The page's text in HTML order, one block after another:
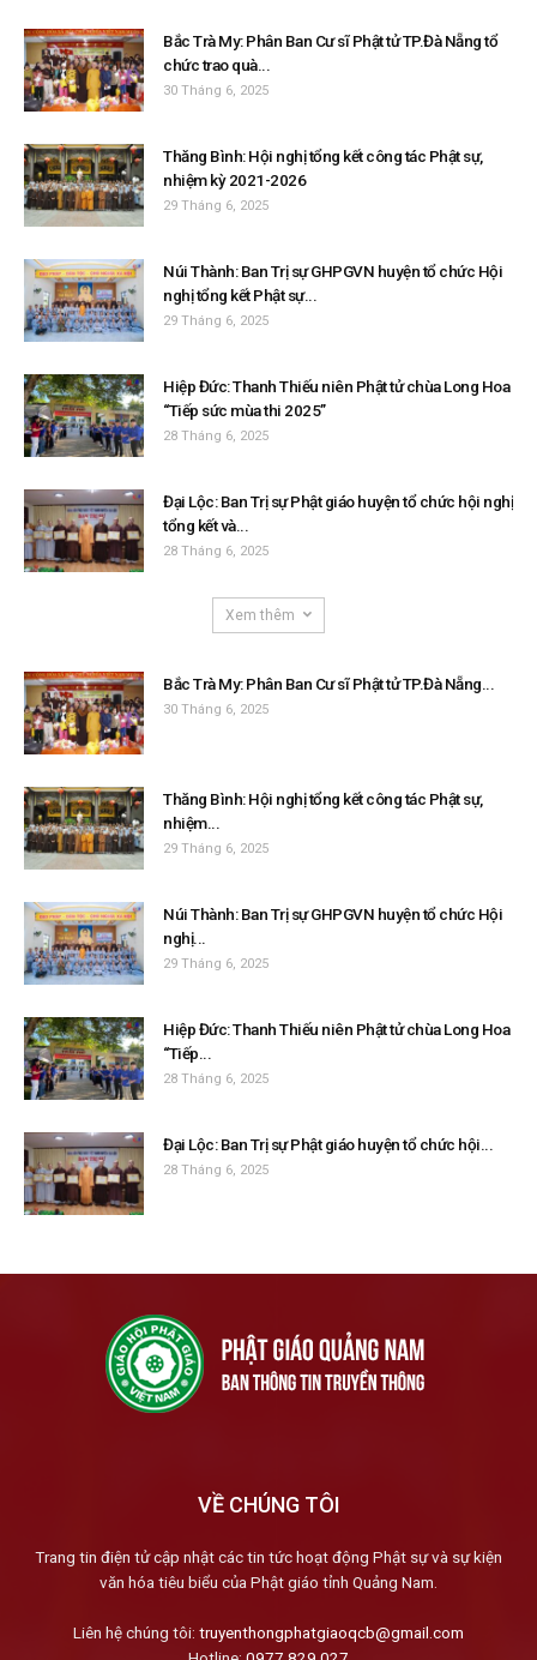
Bắc Trà My: Phân Ban Cư sĩ Phật tử TP.Đà Nẵng tổ
chức trao quà...
30 Tháng 6, 2025
Thăng Bình: Hội nghị tổng kết công tác Phật sự,
nhiệm kỳ 2021-2026
29 Tháng 6, 2025
Núi Thành: Ban Trị sự GHPGVN huyện tổ chức Hội
nghị tổng kết Phật sự...
29 Tháng 6, 2025
Hiệp Đức: Thanh Thiếu niên Phật tử chùa Long Hoa
“Tiếp sức mùa thi 2025”
28 Tháng 6, 2025
Đại Lộc: Ban Trị sự Phật giáo huyện tổ chức hội nghị
tổng kết và...
28 Tháng 6, 2025
Xem thêm
Bắc Trà My: Phân Ban Cư sĩ Phật tử TP.Đà Nẵng...
30 Tháng 6, 2025
Thăng Bình: Hội nghị tổng kết công tác Phật sự,
nhiệm...
29 Tháng 6, 2025
Núi Thành: Ban Trị sự GHPGVN huyện tổ chức Hội
nghị...
29 Tháng 6, 2025
Hiệp Đức: Thanh Thiếu niên Phật tử chùa Long Hoa
“Tiếp...
28 Tháng 6, 2025
Đại Lộc: Ban Trị sự Phật giáo huyện tổ chức hội...
28 Tháng 6, 2025
VỀ CHÚNG TÔI
Trang tin điện tử cập nhật các tin tức hoạt động Phật sự và sự kiện
văn hóa tiêu biểu của Phật giáo tỉnh Quảng Nam.
Liên hệ chúng tôi: truyenthongphatgiaoqcb@gmail.com